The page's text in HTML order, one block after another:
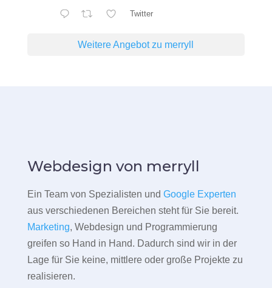
Twitter
Weitere Angebot zu merryll
Webdesign von merryll
Ein Team von Spezialisten und Google Experten
aus verschiedenen Bereichen steht für Sie bereit.
Marketing, Webdesign und Programmierung
greifen so Hand in Hand. Dadurch sind wir in der
Lage für Sie keine, mittlere oder große Projekte zu
realisieren.